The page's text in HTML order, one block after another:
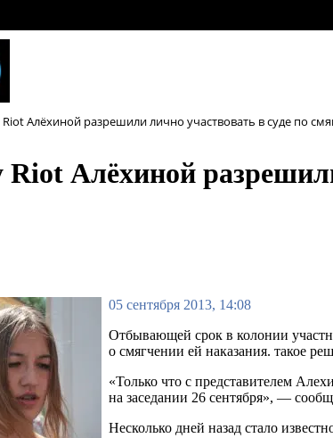
Riot Алёхиной разрешили лично участвовать в суде по
Riot Алёхиной
05 сентября 2013, 14:08
Отбывающей срок в колонии
о смягчении ей наказания. такое
«Только что с представителем
на заседании 26 сентября», —
Несколько дней назад стало